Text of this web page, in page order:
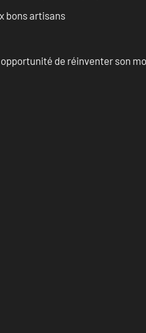
bons artisans
de réinventer son